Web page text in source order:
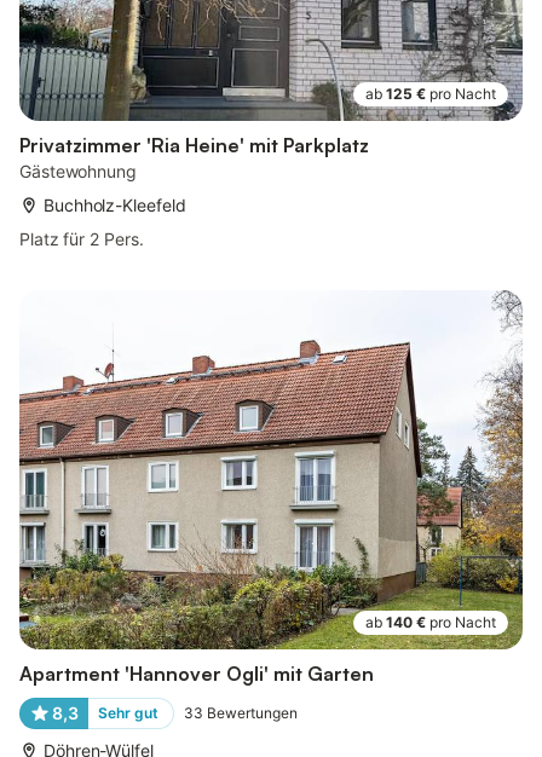
ab 125 € pro Nacht
Privatzimmer 'Ria Heine' mit Parkplatz
Gästewohnung
Buchholz-Kleefeld
Platz für 2 Pers.
ab 140 € pro Nacht
Apartment 'Hannover Ogli' mit Garten
8,3 Sehr gut 33 Bewertungen
Döhren-Wülfel